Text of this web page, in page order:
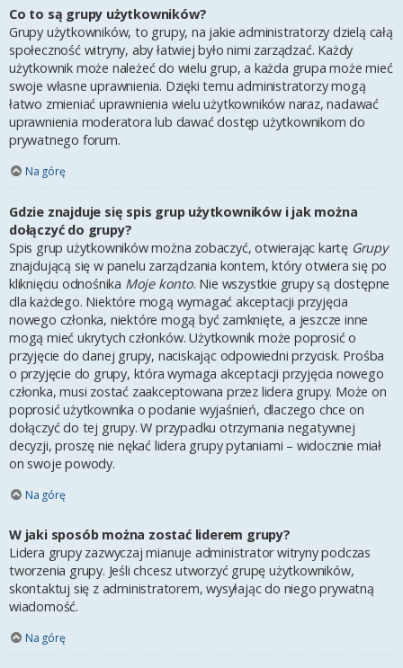
Co to są grupy użytkowników?
Grupy użytkowników, to grupy, na jakie administratorzy dzielą całą
społeczność witryny, aby łatwiej było nimi zarządzać. Każdy
użytkownik może należeć do wielu grup, a każda grupa może mieć
swoje własne uprawnienia. Dzięki temu administratorzy mogą
łatwo zmieniać uprawnienia wielu użytkowników naraz, nadawać
uprawnienia moderatora lub dawać dostęp użytkownikom do
prywatnego forum.
Na górę
Gdzie znajduje się spis grup użytkowników i jak można
dołączyć do grupy?
Spis grup użytkowników można zobaczyć, otwierając kartę Grupy
znajdującą się w panelu zarządzania kontem, który otwiera się po
kliknięciu odnośnika Moje konto. Nie wszystkie grupy są dostępne
dla każdego. Niektóre mogą wymagać akceptacji przyjęcia
nowego członka, niektóre mogą być zamknięte, a jeszcze inne
mogą mieć ukrytych członków. Użytkownik może poprosić o
przyjęcie do danej grupy, naciskając odpowiedni przycisk. Prośba
o przyjęcie do grupy, która wymaga akceptacji przyjęcia nowego
członka, musi zostać zaakceptowana przez lidera grupy. Może on
poprosić użytkownika o podanie wyjaśnień, dlaczego chce on
dołączyć do tej grupy. W przypadku otrzymania negatywnej
decyzji, proszę nie nękać lidera grupy pytaniami – widocznie miał
on swoje powody.
Na górę
W jaki sposób można zostać liderem grupy?
Lidera grupy zazwyczaj mianuje administrator witryny podczas
tworzenia grupy. Jeśli chcesz utworzyć grupę użytkowników,
skontaktuj się z administratorem, wysyłając do niego prywatną
wiadomość.
Na górę